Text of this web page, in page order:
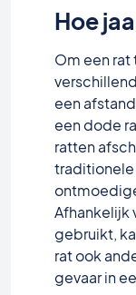
Hoe
Om een
een
een dode
ratten
traditionele
Afhankelijk
gebruikt,
rat ook
gevaar in